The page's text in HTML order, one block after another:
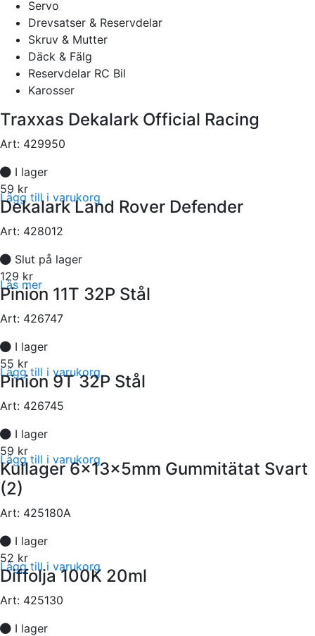
Servo
Drevsatser & Reservdelar
Skruv & Mutter
Däck & Fälg
Reservdelar RC Bil
Karosser
Traxxas Dekalark Official Racing
Art: 429950
I lager
59 kr
Lägg till i varukorg
Dekalark Land Rover Defender
Art: 428012
Slut på lager
129 kr
Läs mer
Pinion 11T 32P Stål
Art: 426747
I lager
55 kr
Lägg till i varukorg
Pinion 9T 32P Stål
Art: 426745
I lager
59 kr
Lägg till i varukorg
Kullager 6x13x5mm Gummitätat Svart
(2)
Art: 425180A
I lager
52 kr
Lägg till i varukorg
Diffolja 100K 20ml
Art: 425130
I lager